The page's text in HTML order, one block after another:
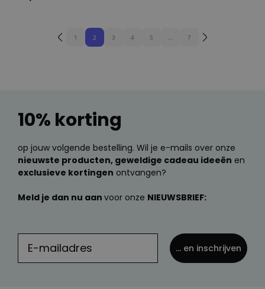
1 2 3 4 5 ... 7
10% korting
op jouw volgende bestelling. Wil je e-mails over onze
nieuwste producten, geweldige cadeau ideeën en
exclusieve kortingen ontvangen?
Meld je dan nu aan voor onze NIEUWSBRIEF:
... en inschrijven